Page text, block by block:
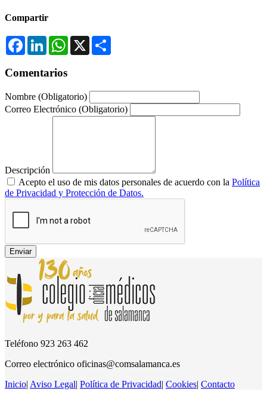
Compartir
FacebookLinkedInWhatsApp
X
Comentarios
Nombre (Obligatorio)
Correo Electrónico (Obligatorio)
Descripción
Acepto el uso de mis datos personales de acuerdo con la Política
de Privacidad y Protección de Datos.
Enviar
Teléfono 923 263 462
Correo electrónico oficinas@comsalamanca.es
Inicio| Aviso Legal| Política de Privacidad| Cookies| Contacto